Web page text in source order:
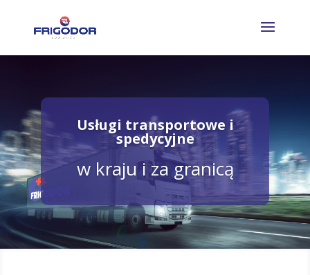
Usługi transportowe i
spedycyjne
w kraju i za granicą